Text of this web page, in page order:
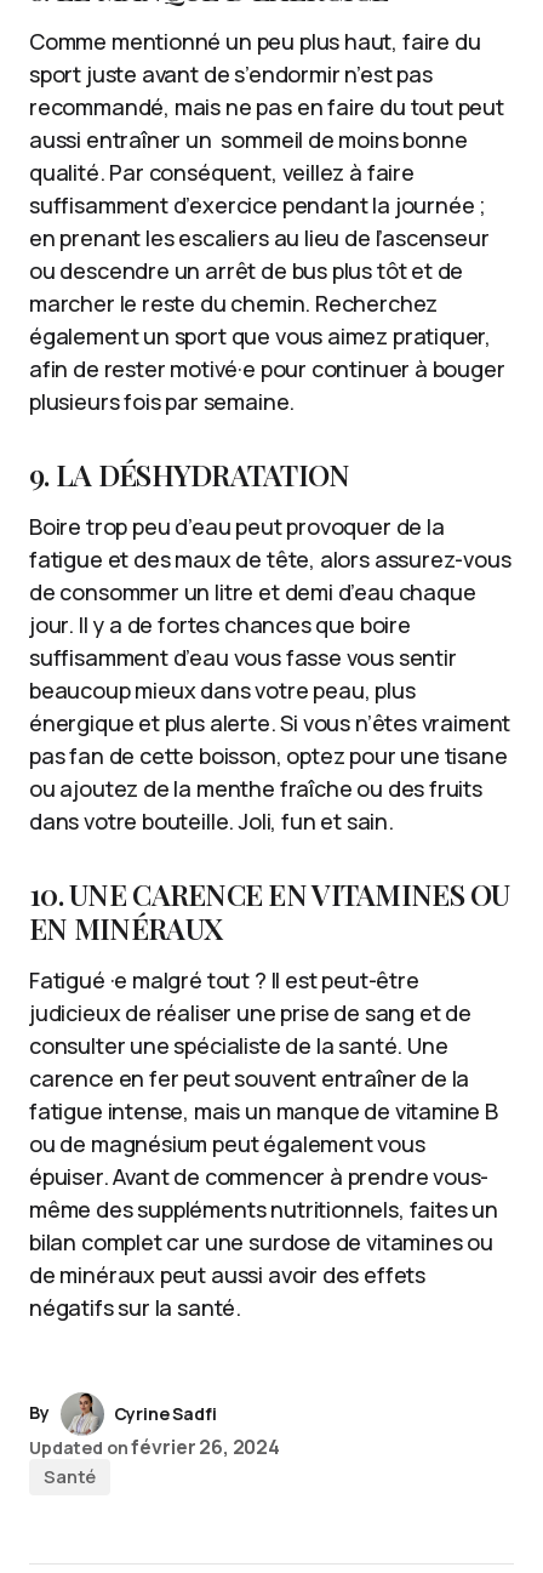
Comme mentionné un peu plus haut, faire du
sport juste avant de s’endormir n’est pas
recommandé, mais ne pas en faire du tout peut
aussi entraîner un sommeil de moins bonne
qualité. Par conséquent, veillez à faire
suffisamment d’exercice pendant la journée ;
en prenant les escaliers au lieu de l’ascenseur
ou descendre un arrêt de bus plus tôt et de
marcher le reste du chemin. Recherchez
également un sport que vous aimez pratiquer,
afin de rester motivé·e pour continuer à bouger
plusieurs fois par semaine.
9. LA DÉSHYDRATATION
Boire trop peu d’eau peut provoquer de la
fatigue et des maux de tête, alors assurez-vous
de consommer un litre et demi d’eau chaque
jour. Il y a de fortes chances que boire
suffisamment d’eau vous fasse vous sentir
beaucoup mieux dans votre peau, plus
énergique et plus alerte. Si vous n’êtes vraiment
pas fan de cette boisson, optez pour une tisane
ou ajoutez de la menthe fraîche ou des fruits
dans votre bouteille. Joli, fun et sain.
10. UNE CARENCE EN VITAMINES OU
EN MINÉRAUX
Fatigué ·e malgré tout ? Il est peut-être
judicieux de réaliser une prise de sang et de
consulter une spécialiste de la santé. Une
carence en fer peut souvent entraîner de la
fatigue intense, mais un manque de vitamine B
ou de magnésium peut également vous
épuiser. Avant de commencer à prendre vous-
même des suppléments nutritionnels, faites un
bilan complet car une surdose de vitamines ou
de minéraux peut aussi avoir des effets
négatifs sur la santé.
By
Cyrine Sadfi
Updated onfévrier 26, 2024
Santé